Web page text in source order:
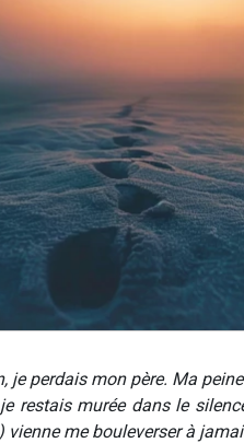
je perdais mon père. Ma
je restais murée dans le
vienne me bouleverser à